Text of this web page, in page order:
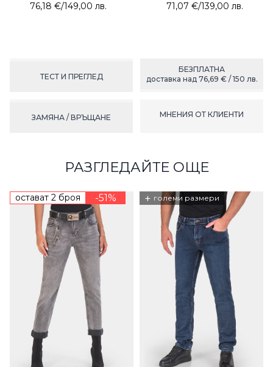
76,18 €/149,00 лв. 71,07 €/139,00 лв.
ТЕСТ И ПРЕГЛЕД
БЕЗПЛАТНА
доставка над 76,69 € / 150 лв.
ЗАМЯНА / ВРЪЩАНЕ МНЕНИЯ ОТ КЛИЕНТИ
РАЗГЛЕДАЙТЕ ОЩЕ
остават 2 броя -51% + големи размери